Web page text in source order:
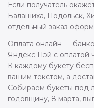
Если получатель
Балашиха, Подольск,
отдельный заказ
Оплата онлайн —
Яндекс Пэй с оплатой
К каждому букету
вашим текстом, а
Собираем букеты под
годовщину, 8 марта,